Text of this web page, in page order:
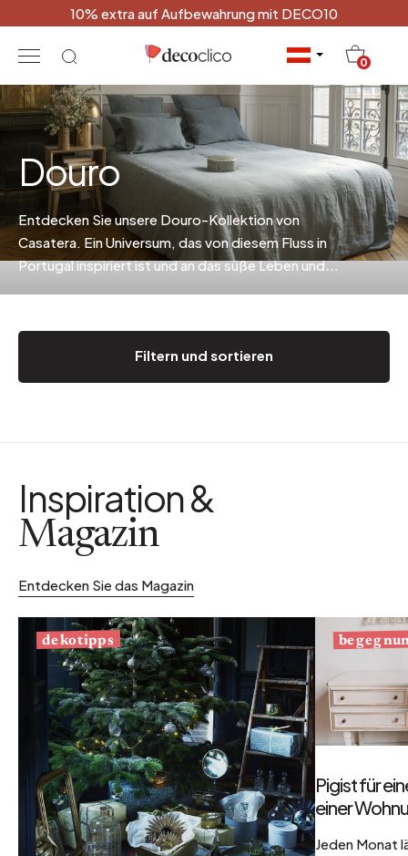
10% extra auf Aufbewahrung mit DECO10
0
Douro
Entdecken Sie unsere Douro-Kollektion von
Casatera. Ein Universum, das von diesem Fluss in
Portugal inspiriert ist und an das süße Leben und
Filtern und sortieren
Inspiration &
Magazin
Entdecken Sie das Magazin
dekotipps
Pigist für
einer
Jeden Monat